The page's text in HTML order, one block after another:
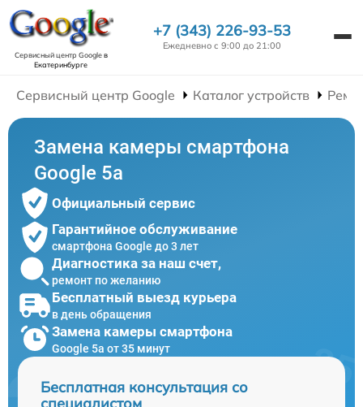
Сервисный центр Googleв
Екатеринбурге
+7 (343) 226-93-53
Ежедневно с 9:00 до 21:00
Сервисный центр Google Каталог устройств
Замена камеры смартфона
Google 5a
Официальный сервис
Гарантийное обслуживание
смартфона Google до 3 лет
Диагностика за наш счет,
ремонт по желанию
Бесплатный выезд курьера
в день обращения
Замена камеры смартфона
Google 5a от 35 минут
Бесплатная консультация со